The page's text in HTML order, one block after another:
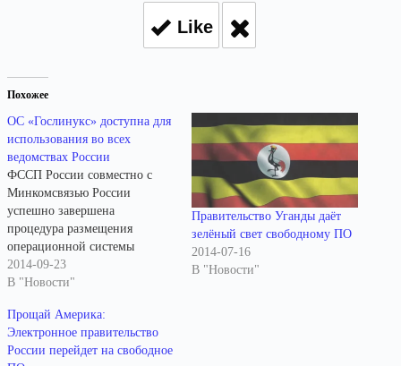
Like
Похожее
ОС «Гослинукс» доступна для
использования во всех
ведомствах России
ФССП России совместно с
Минкомсвязью России
успешно завершена
процедура размещения
операционной системы
типового дистрибутива АИС
ФССП России в
алгоритмов и программ.
Распоряжением
Правительства Российской
2014-09-23
В "Новости"
Правительство Уганды даёт
зелёный свет свободному ПО
2014-07-16
В "Новости"
Прощай Америка:
Электронное правительство
России перейдет на свободное